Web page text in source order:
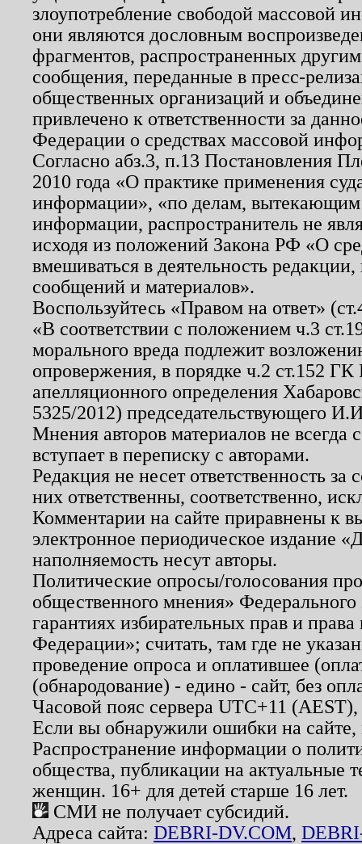
злоупотребление свободой массовой
они являются дословным
фрагментов, распространенных
сообщения, переданные в пресс-
общественных организаций и
привлечено к ответственности за
Федерации о средствах массовой
Согласно абз.3, п.13 Постановления
2010 года «О практике применения
информации», «по делам, вытекающим
информации, распространитель не
исходя из положений Закона РФ «О
вмешиваться в деятельность
сообщений и материалов».
Воспользуйтесь «Правом на ответ»
«В соответствии с положением ч.3
морального вреда подлежит
опровержения, в порядке ч.2 ст.152
апелляционного определения
5325/2012) председательствующего
Мнения авторов материалов не
вступает в переписку с авторами.
Редакция не несет ответственность
них ответственны, соответственно,
Комментарии на сайте приравнены к
электронное периодическое издание
наполняемость несут авторы.
Политические опросы/голосования
общественного мнения»
гарантиях избирательных прав и
Федерации»; считать, там где не
проведение опроса и оплатившее
(обнародование) - едино - сайт, без
Часовой пояс сервера UTC+11
Если вы обнаружили ошибки на
Распространение информации о
общества, публикации на актуальные
женщин. 16+ для детей старше 16 лет.
СМИ не получает субсидий.
Адреса сайта: DEBRI-DV.COM,